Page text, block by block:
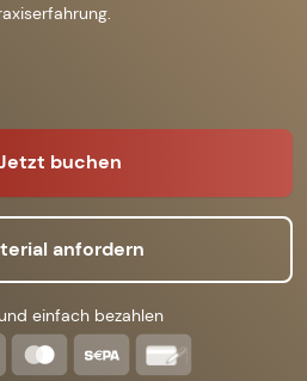
buchen
anfordern
einfach bezahlen